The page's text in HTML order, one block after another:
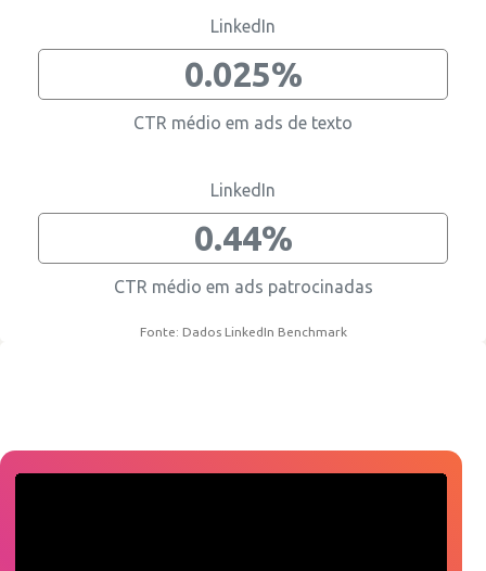
LinkedIn
0.025%
CTR médio em ads de texto
LinkedIn
0.44%
CTR médio em ads patrocinadas
Fonte: Dados LinkedIn Benchmark